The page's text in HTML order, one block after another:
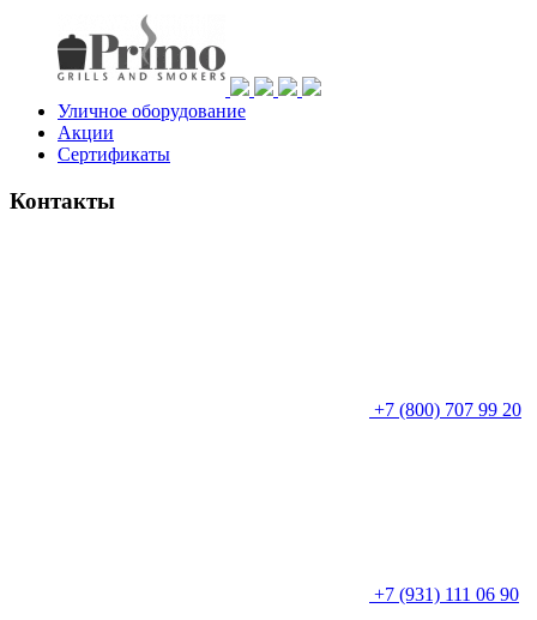
Уличное оборудование
Акции
Сертификаты
Контакты
+7 (800) 707 99 20
+7 (931) 111 06 90